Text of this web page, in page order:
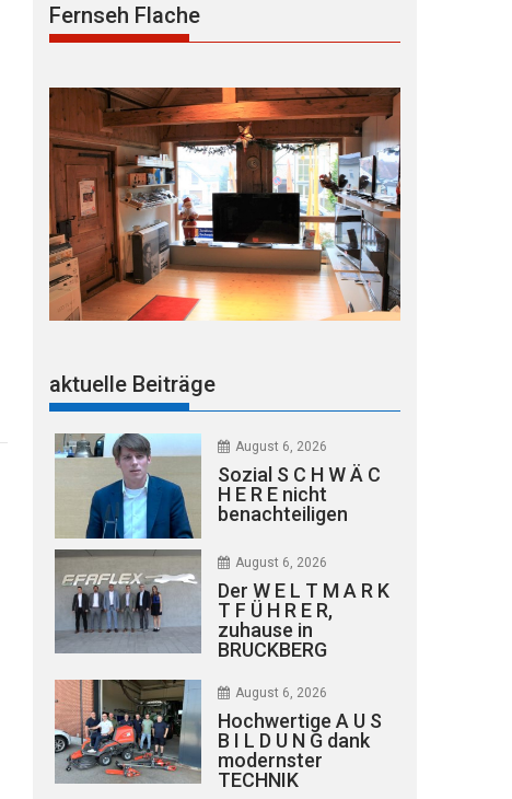
Fernseh Flache
aktuelle Beiträge
August 6, 2026
Sozial S C H W Ä C
H E R E nicht
benachteiligen
August 6, 2026
Der W E L T M A R K
T F Ü H R E R,
zuhause in
BRUCKBERG
August 6, 2026
Hochwertige A U S
B I L D U N G dank
modernster
TECHNIK